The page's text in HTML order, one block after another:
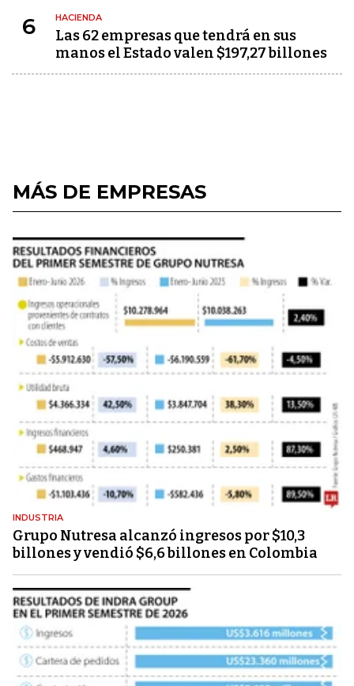
6 HACIENDA
Las 62 empresas que tendrá en sus
manos el Estado valen $197,27 billones
MÁS DE EMPRESAS
INDUSTRIA
Grupo Nutresa alcanzó ingresos por $10,3
billones y vendió $6,6 billones en Colombia